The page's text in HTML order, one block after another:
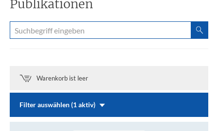
Publikationen
Warenkorb ist leer
Filter auswählen (1 aktiv)